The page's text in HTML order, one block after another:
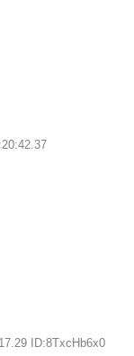
ID:8TxcHb6x0